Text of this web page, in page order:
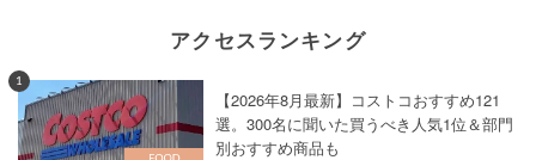
アクセスランキング
1
【2026年8月最新】コストコおすすめ121
選。300名に聞いた買うべき人気1位＆部門
別おすすめ商品も